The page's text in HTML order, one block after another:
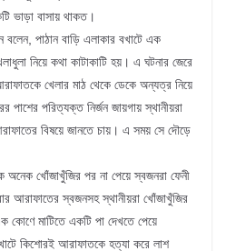
ভাড়া বাসায় থাকত।
পাঠান বাড়ি এলাকার বখাটে এক
নিয়ে কথা কাটাকাটি হয়। এ ঘটনার জেরে
খেলার মাঠ থেকে ডেকে অন্যত্র নিয়ে
পাশের পরিত্যক্ত নির্জন জায়গায় স্থানীয়রা
বিষয়ে জানতে চায়। এ সময় সে দৌড়ে
খোঁজাখুঁজির পর না পেয়ে স্বজনরা ফেনী
আরাফাতের স্বজনসহ স্থানীয়রা খোঁজাখুঁজির
কোণে মাটিতে একটি পা দেখতে পেয়ে
কিশোরই আরাফাতকে হত্যা করে লাশ